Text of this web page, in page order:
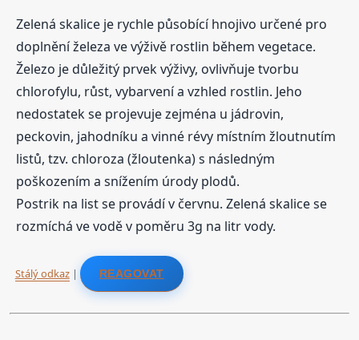
Zelená skalice je rychle působící hnojivo určené pro
doplnění železa ve výživě rostlin během vegetace.
Železo je důležitý prvek výživy, ovlivňuje tvorbu
chlorofylu, růst, vybarvení a vzhled rostlin. Jeho
nedostatek se projevuje zejména u jádrovin,
peckovin, jahodníku a vinné révy místním žloutnutím
listů, tzv. chloroza (žloutenka) s následným
poškozením a snížením úrody plodů.
Postrik na list se provádí v červnu. Zelená skalice se
rozmíchá ve vodě v poměru 3g na litr vody.
Stálý odkaz| REAGOVAT